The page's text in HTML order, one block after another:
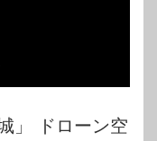
」 ドローン空